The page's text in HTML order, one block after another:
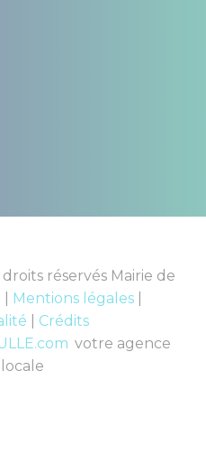
réservés Mairie de
Mentions légales|
Crédits
votre agence